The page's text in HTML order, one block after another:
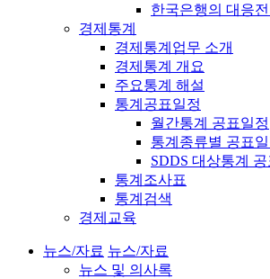
한국은행의 대응
경제통계
경제통계업무 소개
경제통계 개요
주요통계 해설
통계공표일정
월간통계 공표일정
통계종류별 공표
SDDS 대상통계
통계조사표
통계검색
경제교육
뉴스/자료 뉴스/자료
뉴스 및 의사록